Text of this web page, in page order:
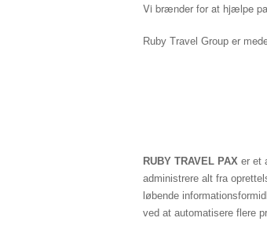
Vi brænder for at hjælpe
Ruby Travel Group er
RUBY TRAVEL PAX er et
administrere alt fra
løbende
ved at automatisere flere